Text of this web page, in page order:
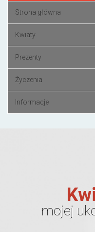
Strona główna
Kwiaty
Prezenty
Życzenia
Informacje
mojej